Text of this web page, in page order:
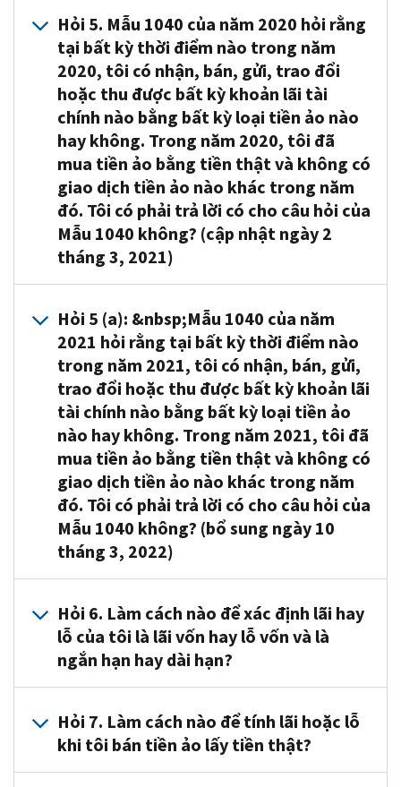
thay
vì
đại
diện
của
đồng
đô-
la
Mỹ
hoặc
tiền
tệ
ngoại
quốc
("tiền
thật"),
có
chức
năng
như
một
đơn
vị
tài
khoản,
tiện
lưu
trữ
giá
và
một
và
những
nguyên
tắc
chung
về
thuế
có
thể
được
áp
dụng
cho
giao
dịch
tài
sản
cũng
áp
dụng
được
cho
giao
dịch
sử
ảo.
Để
biết
tin
về
loại
tiền
ảo
sử
dụng
mật
mã
để
bảo
mật
những
giao
dịch
được
ghi
lại
dưới
dạng
kỹ
thuật
số
trên
sổ
cái
phân
hạn
như chuỗi
khối.
Một
dịch
liên
4.
Có.
Khi
bán
tiền
ảo,
bạn
phải
xác
định
bất
kỳ
khoản
lãi
hoặc
lỗ
vốn
nào
khi ,
tùy
thuộc
vào mọi
giới
hạn
về
khấu
trừ
lỗ
vốn.
biết
thêm
Hỏi 5. Mẫu 1040 của năm 2020 hỏi rằng
tại bất kỳ thời điểm nào trong năm
2020, tôi có nhận, bán, gửi, trao đổi
hoặc thu được bất kỳ khoản lãi tài
chính nào bằng bất kỳ loại tiền ảo nào
hay không. Trong năm 2020, tôi đã
mua tiền ảo bằng tiền thật và không có
giao dịch tiền ảo nào khác trong năm
đó. Tôi có phải trả lời có cho câu hỏi của
Mẫu 1040 không? (cập nhật ngày 2
tháng 3, 2021)
5.
Không.
Nếu
các
giao
dịch
duy
nhất
của
bạn
liên
quan
đến
tiền
ảo
trong
năm
2020
là
mua
tiền
ảo
Hỏi 5 (a): &nbsp;Mẫu 1040 của năm
2021 hỏi rằng tại bất kỳ thời điểm nào
trong năm 2021, tôi có nhận, bán, gửi,
trao đổi hoặc thu được bất kỳ khoản lãi
tài chính nào bằng bất kỳ loại tiền ảo
nào hay không. Trong năm 2021, tôi đã
mua tiền ảo bằng tiền thật và không có
giao dịch tiền ảo nào khác trong năm
đó. Tôi có phải trả lời có cho câu hỏi của
Mẫu 1040 không? (bổ sung ngày 10
tháng 3, 2022)
Nếu
các
giao
dịch
nhất
của
bạn
Hỏi 6. Làm cách nào để xác định lãi hay
lỗ của tôi là lãi vốn hay lỗ vốn và là
ngắn hạn hay dài hạn?
6.
Nếu
nắm
Hỏi 7. Làm cách nào để tính lãi hoặc lỗ
khi tôi bán tiền ảo lấy tiền thật?